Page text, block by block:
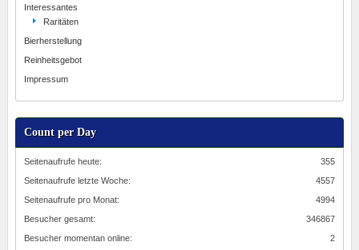
Interessantes
Raritäten
Bierherstellung
Reinheitsgebot
Impressum
Count per Day
355
Seitenaufrufe heute:
4557
Seitenaufrufe letzte Woche:
4994
Seitenaufrufe pro Monat:
346867
Besucher gesamt:
2
Besucher momentan online: